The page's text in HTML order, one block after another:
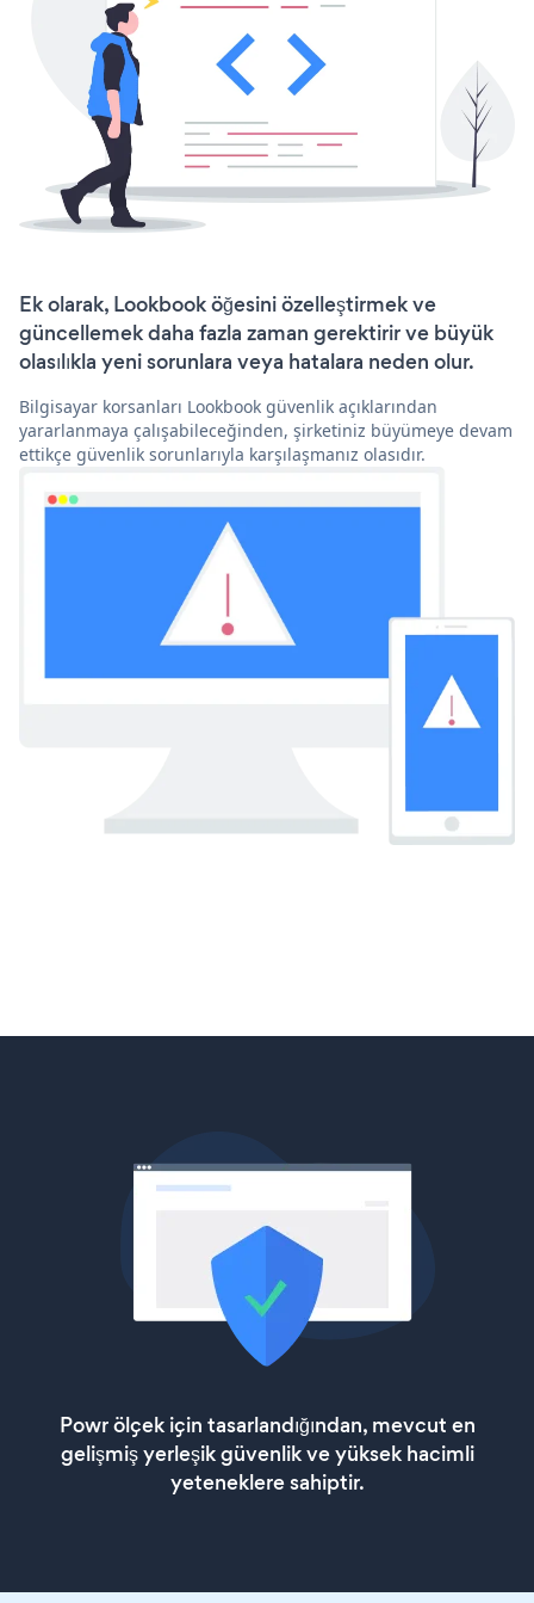
Ek olarak, Lookbook öğesini özelleştirmek ve
güncellemek daha fazla zaman gerektirir ve büyük
olasılıkla yeni sorunlara veya hatalara neden olur.
Bilgisayar korsanları Lookbook güvenlik açıklarından
yararlanmaya çalışabileceğinden, şirketiniz büyümeye devam
ettikçe güvenlik sorunlarıyla karşılaşmanız olasıdır.
Powr ölçek için tasarlandığından, mevcut en
gelişmiş yerleşik güvenlik ve yüksek hacimli
yeteneklere sahiptir.